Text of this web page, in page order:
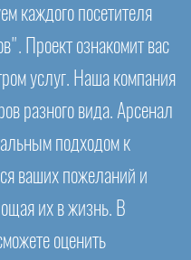
каждого посетителя
Проект ознакомит вас
услуг. Наша компания
разного вида. Арсенал
подходом к
ваших пожеланий и
их в жизнь. В
оценить